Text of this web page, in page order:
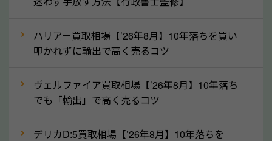
なら廃車の車も適正価格で買取できます。他社で買取
拒否となった車も価格がつく可能性があるので、諦め
でも高価買取が可能なケースは珍しくないため、まず
はWebで簡単にできる無料査定をお試しください。
ハリアー買取相場【’26年8月】10年落ちを買い
叩かれずに輸出で高く売るコツ
ヴェルファイア買取相場【’26年8月】10年落ち
でも「輸出」で高く売るコツ
デリカD:5買取相場【’26年8月】10年落ちを